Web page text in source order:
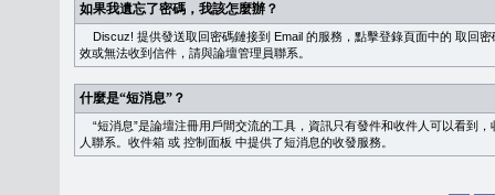
如果我遺忘了密碼，我該怎麼辦？
Discuz! 提供發送取回密碼鏈接到 Email 的服務，點擊登錄頁面中的 取回密
效或無法收到信件，請與論壇管理員聯系。
什麼是“短消息”？
“短消息”是論壇注冊用戶間交流的工具，資訊只有發件和收件人可以看到
人聯系。 收件箱 或 控制面板 中提供了短消息的收發服務。